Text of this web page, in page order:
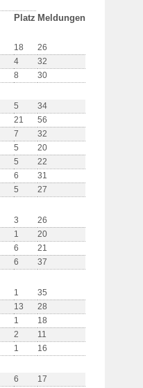
Platz Meldungen
18
26
4
32
8 30
5
34
21
56
7
32
5
20
5
22
6
31
5 27
3
26
1
20
6
21
6 37
1
35
13
28
1
18
2
11
1 16
6
17